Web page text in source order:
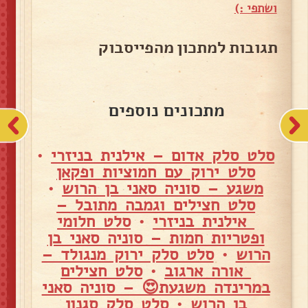
ושתפי :)
תגובות למתכון מהפייסבוק
מתכונים נוספים
סלט סלק אדום – אילנית בניזרי •
סלט ירוק עם חמוציות ופקאן
משגע – סוניה סאני בן הרוש •
סלט חצילים וגמבה מתובל –
אילנית בניזרי •סלט חלומי
ופטריות חמות – סוניה סאני בן
הרוש •סלט סלק ירוק מנגולד –
אורה ארגוב •סלט חצילים
במרינדה משגעת😍 – סוניה סאני